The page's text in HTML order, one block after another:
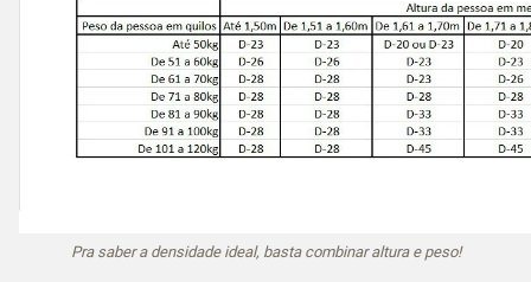
Pra saber a densidade ideal, basta combinar altura e peso!